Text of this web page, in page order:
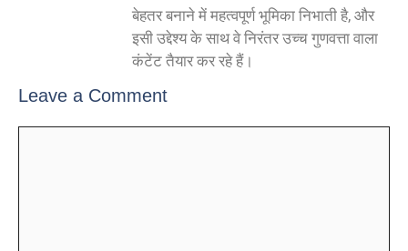
बेहतर बनाने में महत्वपूर्ण भूमिका निभाती है, और
इसी उद्देश्य के साथ वे निरंतर उच्च गुणवत्ता वाला
कंटेंट तैयार कर रहे हैं।
Leave a Comment